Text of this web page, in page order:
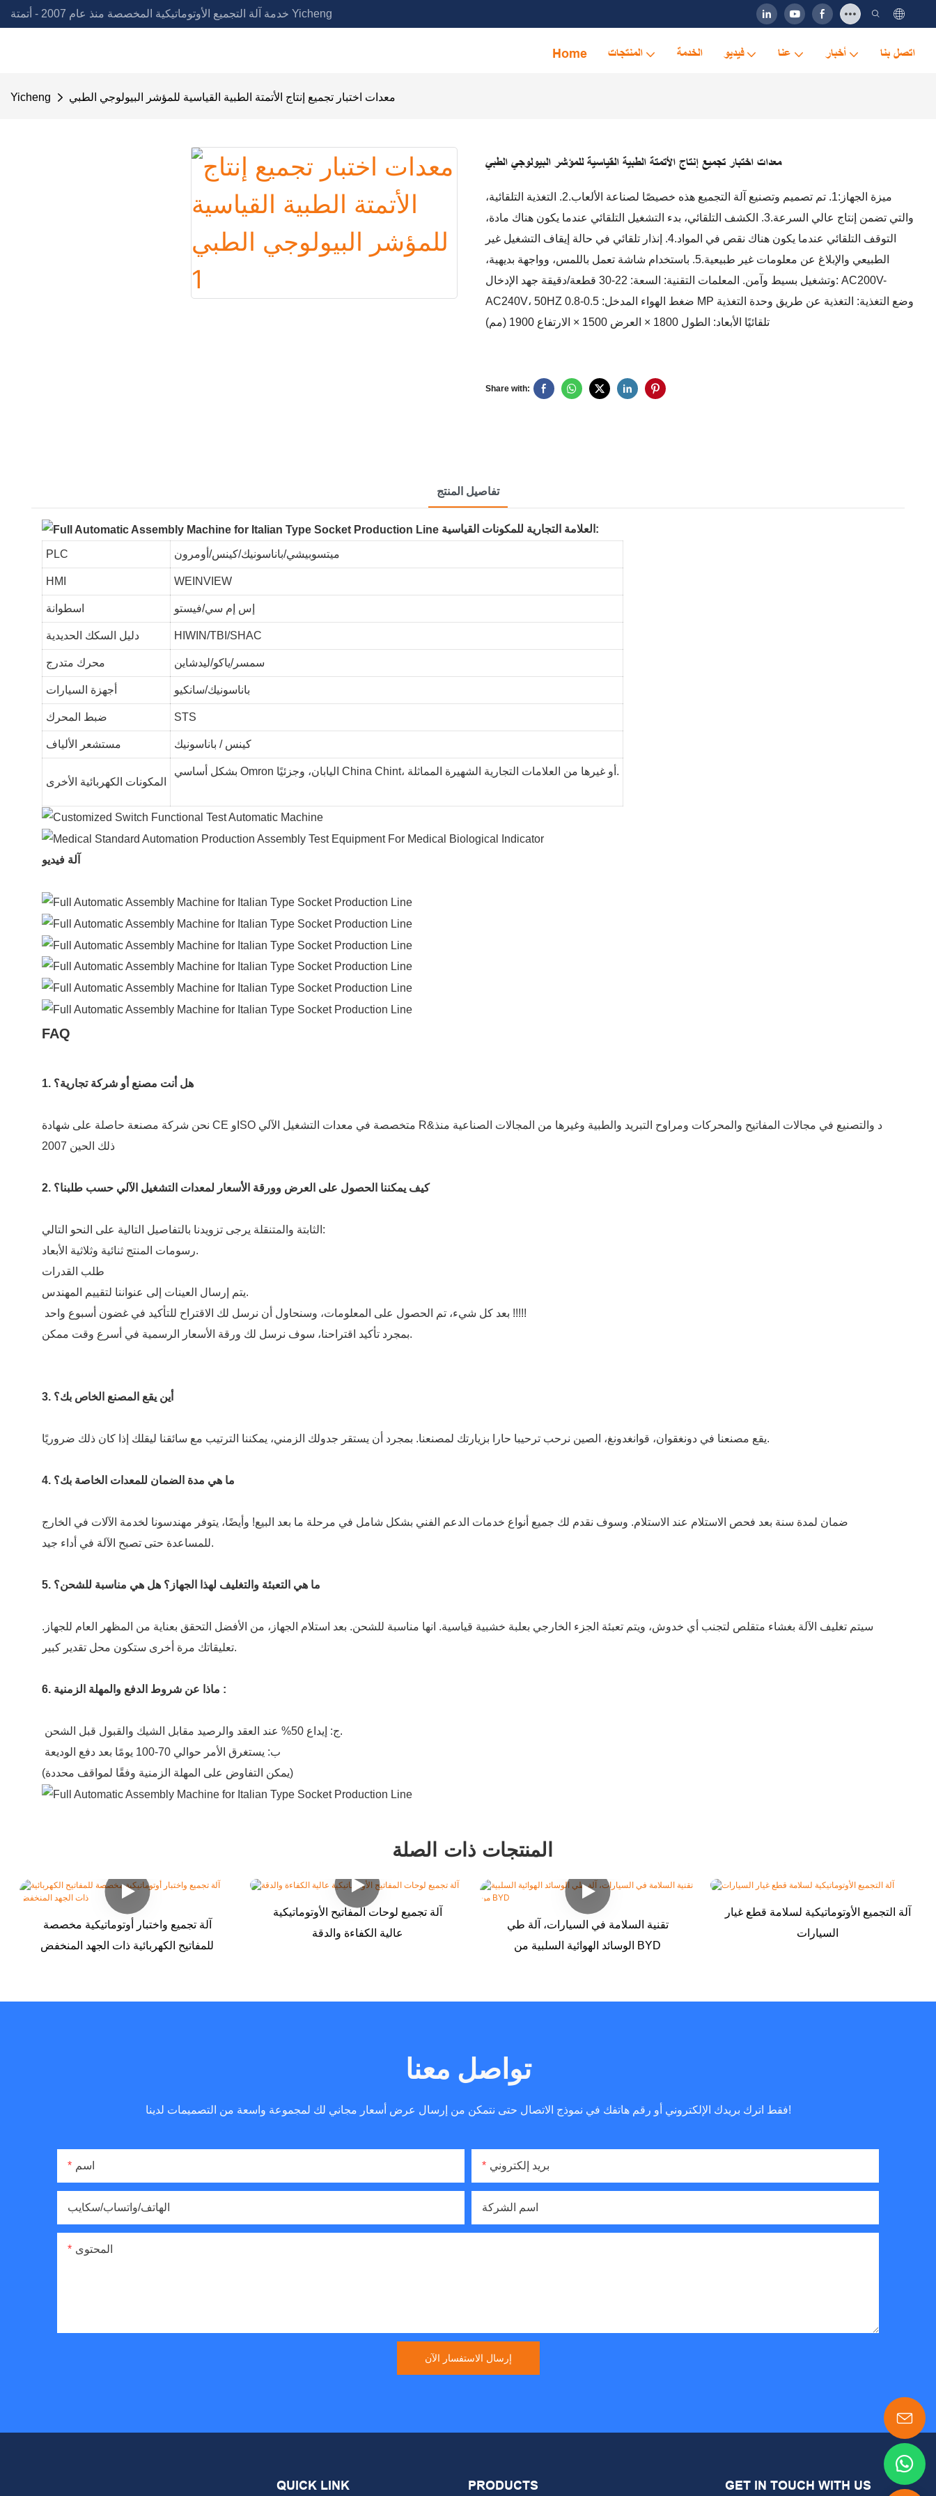
خدمة آلة التجميع الأوتوماتيكية المخصصة منذ عام 2007 - أتمتة Yicheng
Home المنتجات الخدمة فيديو عنا أخبار اتصل بنا
Yicheng معدات اختبار تجميع إنتاج الأتمتة الطبية القياسية للمؤشر البيولوجي الطبي
معدات اختبار تجميع إنتاج الأتمتة الطبية القياسية للمؤشر البيولوجي الطبي
ميزة الجهاز:1. تم تصميم وتصنيع آلة التجميع هذه خصيصًا لصناعة الألعاب.2. التغذية التلقائية،
والتي تضمن إنتاج عالي السرعة.3. الكشف التلقائي، بدء التشغيل التلقائي عندما يكون هناك مادة،
التوقف التلقائي عندما يكون هناك نقص في المواد.4. إنذار تلقائي في حالة إيقاف التشغيل غير
الطبيعي والإبلاغ عن معلومات غير طبيعية.5. باستخدام شاشة تعمل باللمس، وواجهة بديهية،
وتشغيل بسيط وآمن. المعلمات التقنية: السعة: 22-30 قطعة/دقيقة جهد الإدخال: AC200V-
AC240V، 50HZ ضغط الهواء المدخل: 0.5-0.8 MP وضع التغذية: التغذية عن طريق وحدة التغذية
تلقائيًا الأبعاد: الطول 1800 × العرض 1500 × الارتفاع 1900 (مم)
Share with:
تفاصيل المنتج
العلامة التجارية للمكونات القياسية:
PLC ميتسوبيشي/باناسونيك/كينس/أومرون
HMI WEINVIEW
اسطوانة إس إم سي/فيستو
دليل السكك الحديدية HIWIN/TBI/SHAC
محرك متدرج سمسر/ياكو/ليدشاين
أجهزة السيارات باناسونيك/سانكيو
ضبط المحرك STS
مستشعر الألياف كينس / باناسونيك
المكونات الكهربائية الأخرى
بشكل أساسي Omron اليابان، وجزئيًا China Chint، أو غيرها من العلامات التجارية الشهيرة المماثلة.
آلة فيديو
FAQ
1. هل أنت مصنع أو شركة تجارية؟
نحن شركة مصنعة حاصلة على شهادة CE وISO متخصصة في معدات التشغيل الآلي R&د والتصنيع في مجالات المفاتيح والمحركات ومراوح التبريد والطبية وغيرها من المجالات الصناعية منذ
ذلك الحين 2007
2. كيف يمكننا الحصول على العرض وورقة الأسعار لمعدات التشغيل الآلي حسب طلبنا؟
الثابتة والمتنقلة يرجى تزويدنا بالتفاصيل التالية على النحو التالي:
رسومات المنتج ثنائية وثلاثية الأبعاد.
طلب القدرات
يتم إرسال العينات إلى عنواننا لتقييم المهندس.
بعد كل شيء، تم الحصول على المعلومات، وسنحاول أن نرسل لك الاقتراح للتأكيد في غضون أسبوع واحد !!!!!
بمجرد تأكيد اقتراحنا، سوف نرسل لك ورقة الأسعار الرسمية في أسرع وقت ممكن.
3. أين يقع المصنع الخاص بك؟
يقع مصنعنا في دونغقوان، قوانغدونغ، الصين نرحب ترحيبا حارا بزيارتك لمصنعنا. بمجرد أن يستقر جدولك الزمني، يمكننا الترتيب مع سائقنا ليقلك إذا كان ذلك ضروريًا.
4. ما هي مدة الضمان للمعدات الخاصة بك؟
ضمان لمدة سنة بعد فحص الاستلام عند الاستلام. وسوف نقدم لك جميع أنواع خدمات الدعم الفني بشكل شامل في مرحلة ما بعد البيع! وأيضًا، يتوفر مهندسونا لخدمة الآلات في الخارج
للمساعدة حتى تصبح الآلة في أداء جيد.
5. ما هي التعبئة والتغليف لهذا الجهاز؟ هل هي مناسبة للشحن؟
سيتم تغليف الآلة بغشاء متقلص لتجنب أي خدوش، ويتم تعبئة الجزء الخارجي بعلبة خشبية قياسية. انها مناسبة للشحن. بعد استلام الجهاز، من الأفضل التحقق بعناية من المظهر العام للجهاز.
تعليقاتك مرة أخرى ستكون محل تقدير كبير.
6. ماذا عن شروط الدفع والمهلة الزمنية :
ج: إيداع 50% عند العقد والرصيد مقابل الشيك والقبول قبل الشحن.
(يمكن التفاوض على المهلة الزمنية وفقًا لمواقف محددة)
المنتجات ذات الصلة
آلة تجميع واختبار أوتوماتيكية مخصصة
للمفاتيح الكهربائية ذات الجهد المنخفض
آلة تجميع لوحات المفاتيح الأوتوماتيكية
عالية الكفاءة والدقة
تقنية السلامة في السيارات، آلة طي
الوسائد الهوائية السلبية من BYD
آلة التجميع الأوتوماتيكية لسلامة قطع غيار
السيارات
تواصل معنا
فقط اترك بريدك الإلكتروني أو رقم هاتفك في نموذج الاتصال حتى نتمكن من إرسال عرض أسعار مجاني لك لمجموعة واسعة من التصميمات لدينا!
اسم بريد إلكتروني
الهاتف/واتساب/سكايب اسم الشركة
المحتوى
إرسال الاستفسار الآن
QUICK LINK PRODUCTS GET IN TOUCH WITH US